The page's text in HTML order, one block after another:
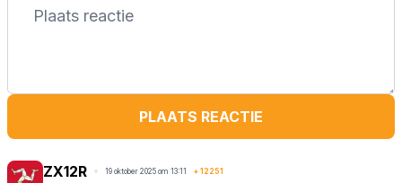
PLAATS REACTIE
ZX12R 19 oktober 2025 om 13:11 + 12251